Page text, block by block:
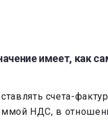
имеет, как
счета-
НДС, в